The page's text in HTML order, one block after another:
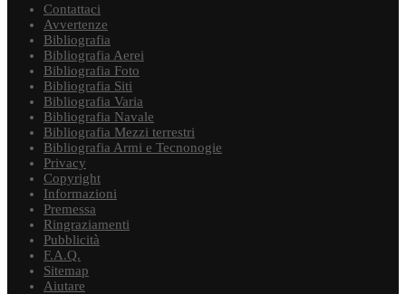
Contattaci
Avvertenze
Bibliografia
Bibliografia Aerei
Bibliografia Foto
Bibliografia Siti
Bibliografia Varia
Bibliografia Navale
Bibliografia Mezzi terrestri
Bibliografia Armi e Tecnonogie
Privacy
Copyright
Informazioni
Premessa
Ringraziamenti
Pubblicità
F.A.Q.
Sitemap
Aiutare